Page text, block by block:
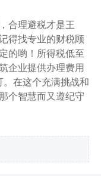
合理避税才是王
得找专业的财税顾
的哟！所得税低至
企业提供办理费用
在这个充满挑战和
个智慧而又遵纪守